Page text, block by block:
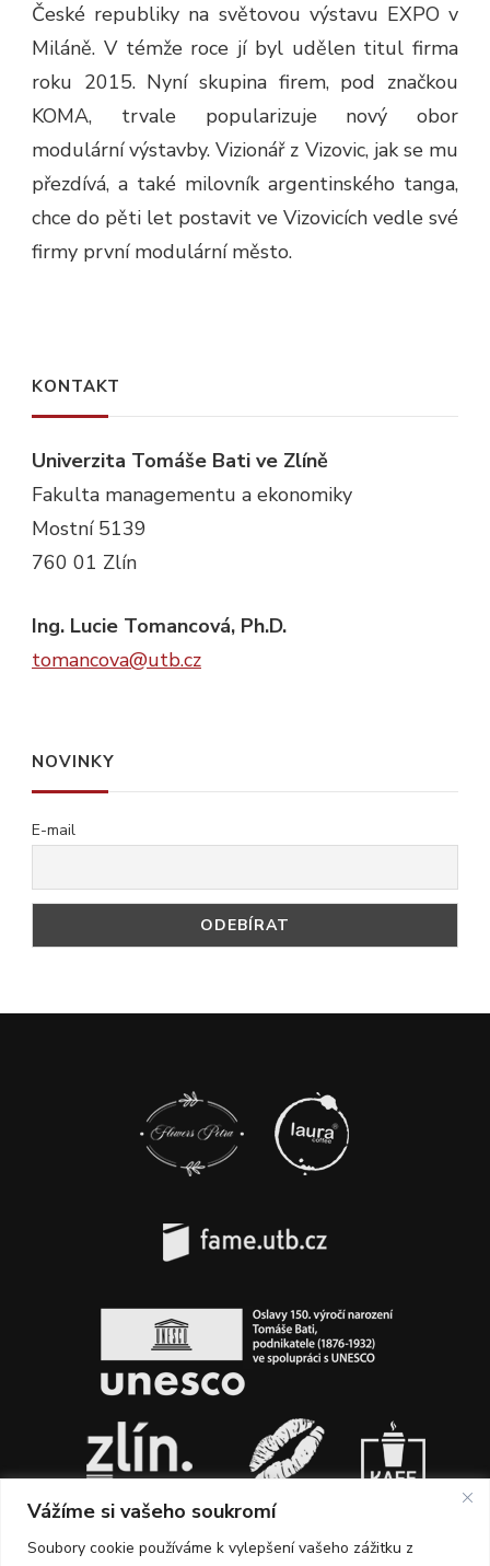
Vážíme si vašeho soukromí
Soubory cookie používáme k vylepšení vašeho zážitku z
České republiky na světovou výstavu EXPO v
Miláně. V témže roce jí byl udělen titul firma
roku 2015. Nyní skupina firem, pod značkou
KOMA, trvale popularizuje nový obor
modulární výstavby. Vizionář z Vizovic, jak se mu
přezdívá, a také milovník argentinského tanga,
chce do pěti let postavit ve Vizovicích vedle své
firmy první modulární město.
KONTAKT
Univerzita Tomáše Bati ve Zlíně
Fakulta managementu a ekonomiky
Mostní 5139
760 01 Zlín
Ing. Lucie Tomancová, Ph.D.
tomancova@utb.cz
NOVINKY
E-mail